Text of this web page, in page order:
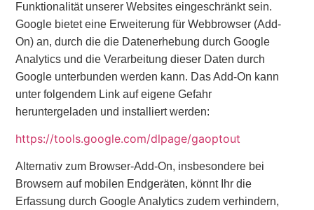
Funktionalität unserer Websites eingeschränkt sein.
Google bietet eine Erweiterung für Webbrowser (Add-
On) an, durch die die Datenerhebung durch Google
Analytics und die Verarbeitung dieser Daten durch
Google unterbunden werden kann. Das Add-On kann
unter folgendem Link auf eigene Gefahr
heruntergeladen und installiert werden:
https://tools.google.com/dlpage/gaoptout
Alternativ zum Browser-Add-On, insbesondere bei
Browsern auf mobilen Endgeräten, könnt Ihr die
Erfassung durch Google Analytics zudem verhindern,